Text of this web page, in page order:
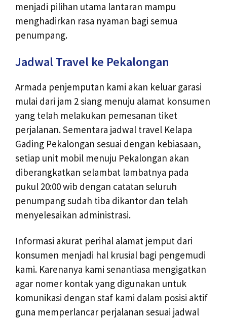
menjadi pilihan utama lantaran mampu
menghadirkan rasa nyaman bagi semua
penumpang.
Jadwal Travel ke Pekalongan
Armada penjemputan kami akan keluar garasi
mulai dari jam 2 siang menuju alamat konsumen
yang telah melakukan pemesanan tiket
perjalanan. Sementara jadwal travel Kelapa
Gading Pekalongan sesuai dengan kebiasaan,
setiap unit mobil menuju Pekalongan akan
diberangkatkan selambat lambatnya pada
pukul 20:00 wib dengan catatan seluruh
penumpang sudah tiba dikantor dan telah
menyelesaikan administrasi.
Informasi akurat perihal alamat jemput dari
konsumen menjadi hal krusial bagi pengemudi
kami. Karenanya kami senantiasa mengigatkan
agar nomer kontak yang digunakan untuk
komunikasi dengan staf kami dalam posisi aktif
guna memperlancar perjalanan sesuai jadwal